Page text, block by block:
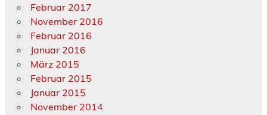
Februar 2017
November 2016
Februar 2016
Januar 2016
März 2015
Februar 2015
Januar 2015
November 2014